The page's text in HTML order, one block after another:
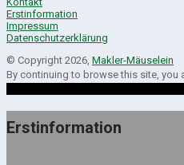
Erstinformation
Impressum
Datenschutzerklärung
© Copyright 2026, Makler-Mäuselein
By continuing to browse this site, you
Erstinformation